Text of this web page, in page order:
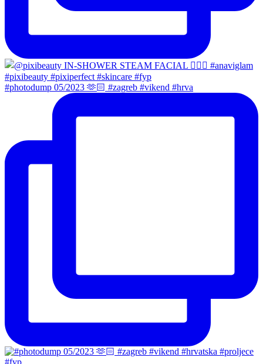
#photodump 05/2023 🫶🏻 #zagreb #vikend #hrva